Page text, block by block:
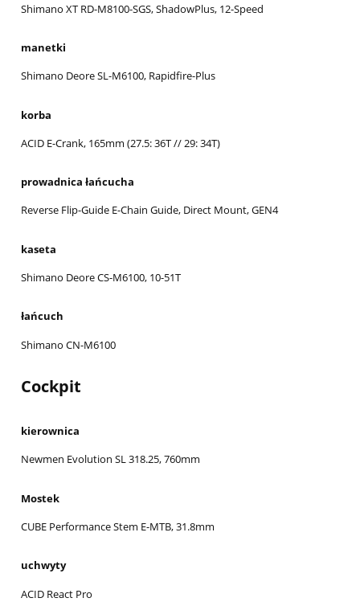
Shimano XT RD-M8100-SGS, ShadowPlus, 12-Speed
manetki
Shimano Deore SL-M6100, Rapidfire-Plus
korba
ACID E-Crank, 165mm (27.5: 36T // 29: 34T)
prowadnica łańcucha
Reverse Flip-Guide E-Chain Guide, Direct Mount, GEN4
kaseta
Shimano Deore CS-M6100, 10-51T
łańcuch
Shimano CN-M6100
Cockpit
kierownica
Newmen Evolution SL 318.25, 760mm
Mostek
CUBE Performance Stem E-MTB, 31.8mm
uchwyty
ACID React Pro